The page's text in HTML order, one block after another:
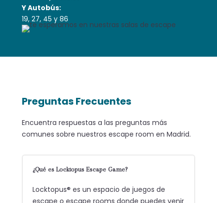
Y Autobús:
19, 27, 45 y 86
Preguntas Frecuentes
Encuentra respuestas a las preguntas más
comunes sobre nuestros escape room en Madrid.
¿Qué es Locktopus Escape Game?
Locktopus® es un espacio de juegos de